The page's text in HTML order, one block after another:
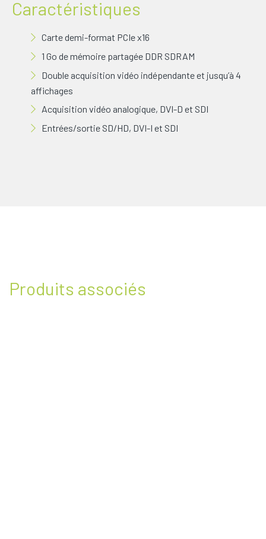
Caractéristiques
Carte demi-format PCIe x16
1 Go de mémoire partagée DDR SDRAM
Double acquisition vidéo indépendante et jusqu’à 4
affichages
Acquisition vidéo analogique, DVI-D et SDI
Entrées/sortie SD/HD, DVI-I et SDI
Produits associés